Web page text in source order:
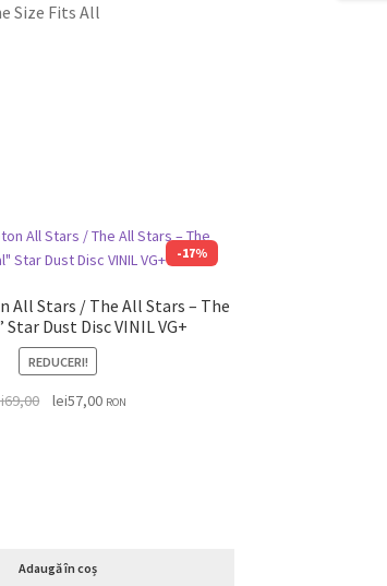
Size Fits All
-17%
Stars / The All Stars – The
„Original” Star Dust Disc VINIL VG+
REDUCERI!
69,00 lei57,00 RON
Adaugă în coș